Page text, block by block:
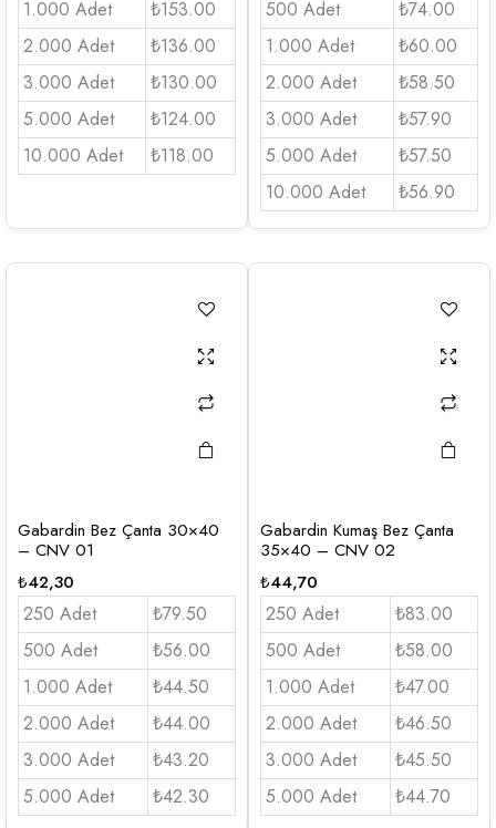
1.000 Adet
₺153.00
2.000 Adet
₺136.00
3.000 Adet
₺130.00
5.000 Adet
₺124.00
10.000 Adet
₺118.00
500 Adet
₺74.00
1.000 Adet
₺60.00
2.000 Adet
₺58.50
3.000 Adet
₺57.90
5.000 Adet
₺57.50
10.000 Adet
₺56.90
Gabardin Bez Çanta 30×40
– CNV 01
₺42,30
250 Adet
₺79.50
500 Adet
₺56.00
1.000 Adet
₺44.50
2.000 Adet
₺44.00
3.000 Adet
₺43.20
5.000 Adet
₺42.30
Gabardin Kumaş Bez Çanta
35×40 – CNV 02
₺44,70
250 Adet
₺83.00
500 Adet
₺58.00
1.000 Adet
₺47.00
2.000 Adet
₺46.50
3.000 Adet
₺45.50
5.000 Adet
₺44.70